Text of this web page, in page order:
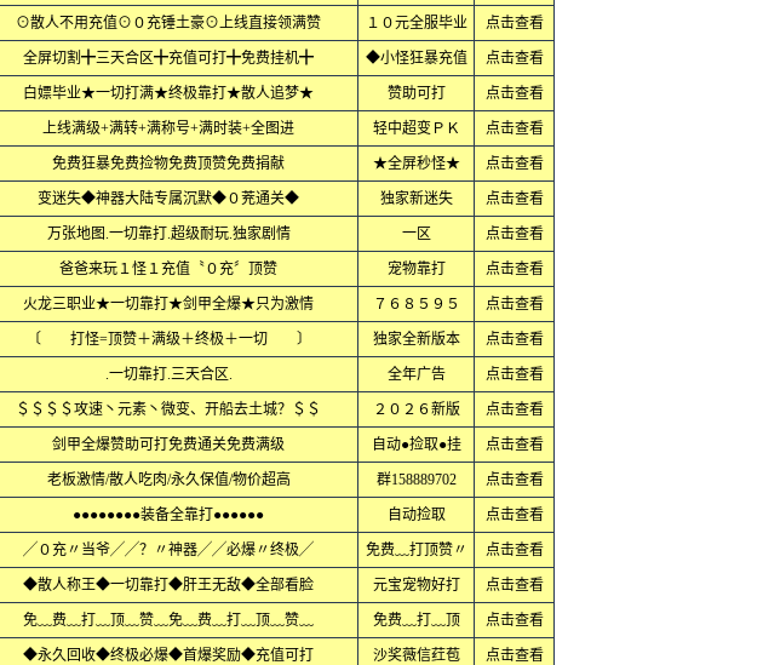
⊙散人不用充值⊙０充锤土豪⊙上线直接领满赞 １０元全服毕业 点击查看
全屏切割╋三天合区╋充值可打╋免费挂机╋ ◆小怪狂暴充值 点击查看
白嫖毕业★一切打满★终极靠打★散人追梦★ 赞助可打 点击查看
上线满级+满转+满称号+满时装+全图进 轻中超变ＰＫ 点击查看
免费狂暴免费捡物免费顶赞免费捐献 ★全屏秒怪★ 点击查看
变迷失◆神器大陆专属沉默◆０茺通关◆ 独家新迷失 点击查看
万张地图.一切靠打.超级耐玩.独家剧情 一区 点击查看
爸爸来玩１怪１充值〝０充〞顶赞 宠物靠打 点击查看
火龙三职业★一切靠打★剑甲全爆★只为激情 ７６８５９５ 点击查看
〔 打怪=顶赞＋满级＋终极＋一切 〕 独家全新版本 点击查看
.一切靠打.三天合区. 全年广告 点击查看
＄＄＄＄攻速丶元素丶微变、开船去土城？＄＄ ２０２６新版 点击查看
剑甲全爆赞助可打免费通关免费满级 自动●捡取●挂 点击查看
老板激情/散人吃肉/永久保值/物价超高 群158889702 点击查看
●●●●●●●●装备全靠打●●●●●● 自动捡取 点击查看
╱０充〃当爷╱╱？〃神器╱╱必爆〃终极╱ 免费﹏打顶赞〃 点击查看
◆散人称王◆一切靠打◆肝王无敌◆全部看脸 元宝宠物好打 点击查看
免﹏费﹏打﹏顶﹏赞﹏免﹏费﹏打﹏顶﹏赞﹏ 免费﹏打﹏顶 点击查看
◆永久回收◆终极必爆◆首爆奖励◆充值可打 沙奖薇信荭苞 点击查看